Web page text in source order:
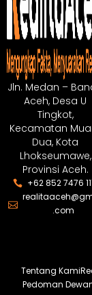
Jln. Medan –
Aceh, Desa U
Tingkot,
Kecamatan
Dua, Kota
Lhokseumawe,
Provinsi Aceh.
+62 852 7476
.com
Tentang Kami
Pedoman